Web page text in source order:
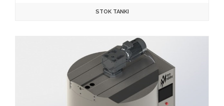
STOK TANKI